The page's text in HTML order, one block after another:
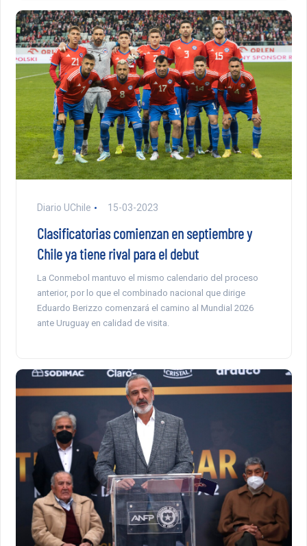
Diario UChile 15-03-2023
Clasificatorias comienzan en septiembre y
Chile ya tiene rival para el debut
La Conmebol mantuvo el mismo calendario del proceso
anterior, por lo que el combinado nacional que dirige
Eduardo Berizzo comenzará el camino al Mundial 2026
ante Uruguay en calidad de visita.